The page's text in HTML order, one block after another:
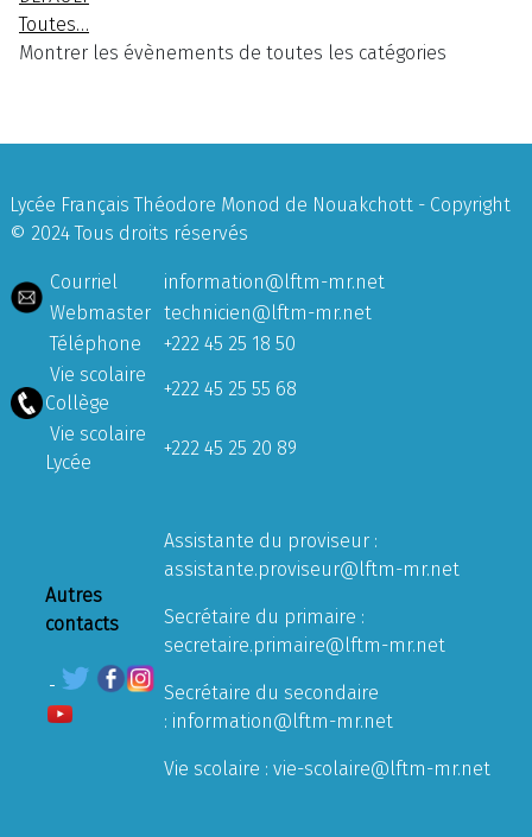
Toutes…
Montrer les évènements de toutes les catégories
Lycée Français Théodore Monod de Nouakchott - Copyright
© 2024 Tous droits réservés
Courriel
information@lftm-mr.net
Webmaster technicien@lftm-mr.net
Téléphone
+222 45 25 18 50
Vie scolaire
Collège
+222 45 25 55 68
Vie scolaire
Lycée
+222 45 25 20 89
Autres
contacts
Assistante du proviseur :
assistante.proviseur@lftm-mr.net
Secrétaire du primaire :
secretaire.primaire@lftm-mr.net
Secrétaire du secondaire
: information@lftm-mr.net
Vie scolaire : vie-scolaire@lftm-mr.net